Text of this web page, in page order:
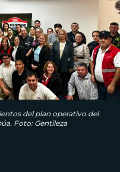
del plan operativo del
Foto: Gentileza